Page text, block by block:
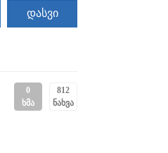
0
ხმა
812
ნახვა